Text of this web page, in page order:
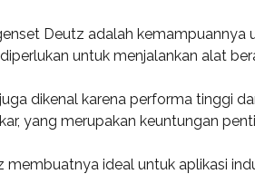
Deutz adalah
untuk menjalankan alat
dikenal karena performa tinggi
yang merupakan keuntungan
ideal untuk aplikasi